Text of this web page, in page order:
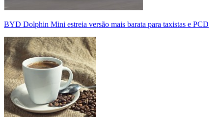
BYD Dolphin Mini estreia versão mais barata para taxistas e PCD